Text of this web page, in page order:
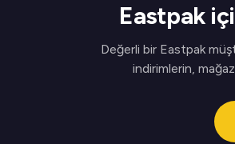
Eastpak
Değerli bir Eastpak
indirimlerin,